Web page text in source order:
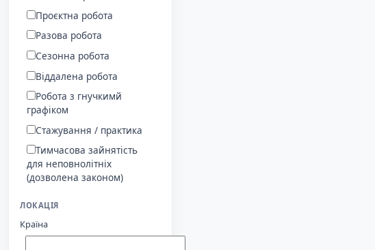
Проєктна робота
Разова робота
Сезонна робота
Віддалена робота
Робота з гнучкимй
графіком
Стажування / практика
Тимчасова зайнятість
для неповнолітніх
(дозволена законом)
ЛОКАЦІЯ
Країна